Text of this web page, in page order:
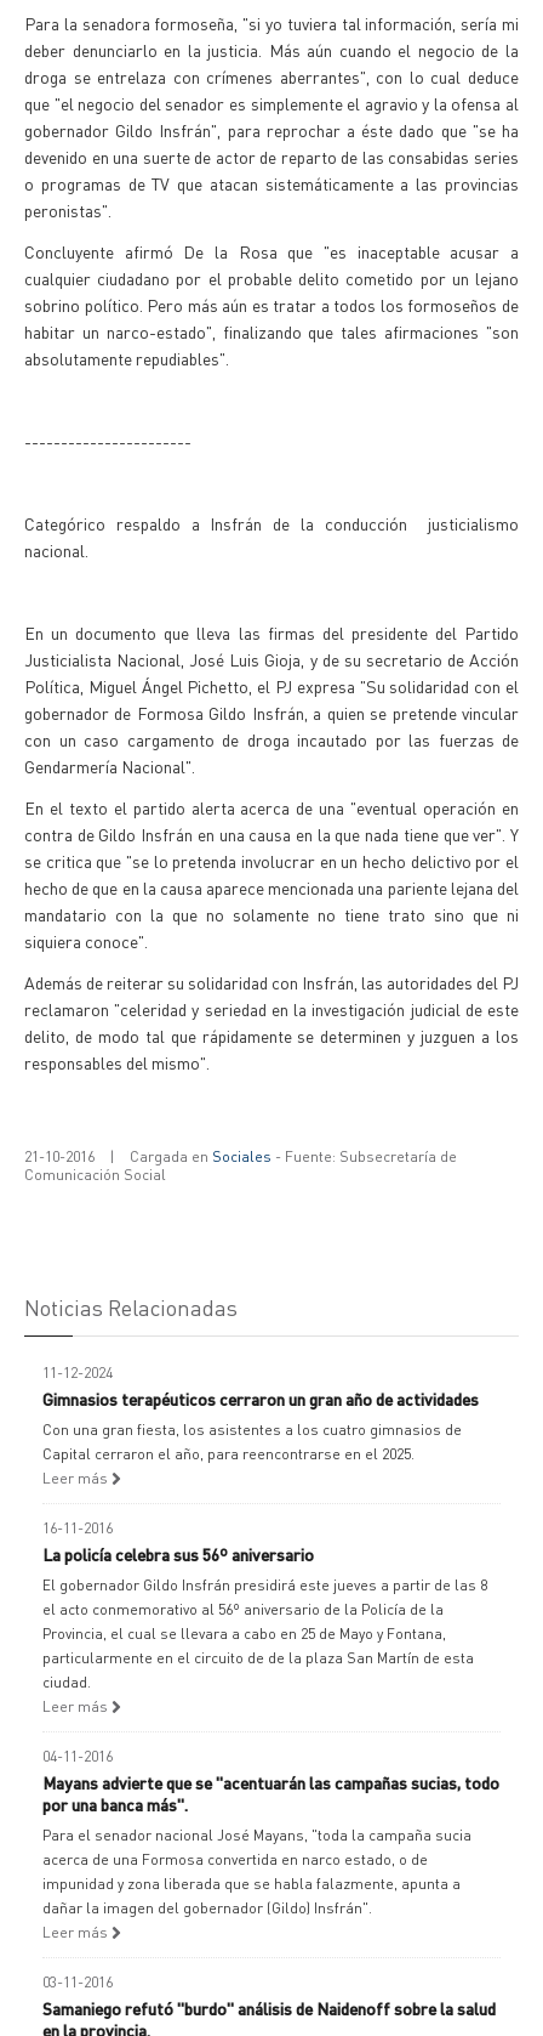
Para la senadora formoseña, "si yo tuviera tal información, sería mi
deber denunciarlo en la justicia. Más aún cuando el negocio de la
droga se entrelaza con crímenes aberrantes", con lo cual deduce
que "el negocio del senador es simplemente el agravio y la ofensa al
gobernador Gildo Insfrán", para reprochar a éste dado que "se ha
devenido en una suerte de actor de reparto de las consabidas series
o programas de TV que atacan sistemáticamente a las provincias
peronistas".
Concluyente afirmó De la Rosa que "es inaceptable acusar a
cualquier ciudadano por el probable delito cometido por un lejano
sobrino político. Pero más aún es tratar a todos los formoseños de
habitar un narco-estado", finalizando que tales afirmaciones "son
absolutamente repudiables".
-----------------------
Categórico respaldo a Insfrán de la conducción justicialismo
nacional.
En un documento que lleva las firmas del presidente del Partido
Justicialista Nacional, José Luis Gioja, y de su secretario de Acción
Política, Miguel Ángel Pichetto, el PJ expresa "Su solidaridad con el
gobernador de Formosa Gildo Insfrán, a quien se pretende vincular
con un caso cargamento de droga incautado por las fuerzas de
Gendarmería Nacional".
En el texto el partido alerta acerca de una "eventual operación en
contra de Gildo Insfrán en una causa en la que nada tiene que ver". Y
se critica que "se lo pretenda involucrar en un hecho delictivo por el
hecho de que en la causa aparece mencionada una pariente lejana del
mandatario con la que no solamente no tiene trato sino que ni
siquiera conoce".
Además de reiterar su solidaridad con Insfrán, las autoridades del PJ
reclamaron "celeridad y seriedad en la investigación judicial de este
delito, de modo tal que rápidamente se determinen y juzguen a los
responsables del mismo".
21-10-2016 | Cargada en Sociales - Fuente: Subsecretaría de
Comunicación Social
Noticias Relacionadas
11-12-2024
Gimnasios terapéuticos cerraron un gran año de actividades
Con una gran fiesta, los asistentes a los cuatro gimnasios de
Capital cerraron el año, para reencontrarse en el 2025.
Leer más
16-11-2016
La policía celebra sus 56º aniversario
El gobernador Gildo Insfrán presidirá este jueves a partir de las 8
el acto conmemorativo al 56º aniversario de la Policía de la
Provincia, el cual se llevara a cabo en 25 de Mayo y Fontana,
particularmente en el circuito de de la plaza San Martín de esta
ciudad.
Leer más
04-11-2016
Mayans advierte que se "acentuarán las campañas sucias, todo
por una banca más".
Para el senador nacional José Mayans, "toda la campaña sucia
acerca de una Formosa convertida en narco estado, o de
impunidad y zona liberada que se habla falazmente, apunta a
dañar la imagen del gobernador (Gildo) Insfrán".
Leer más
03-11-2016
Samaniego refutó "burdo" análisis de Naidenoff sobre la salud
en la provincia.